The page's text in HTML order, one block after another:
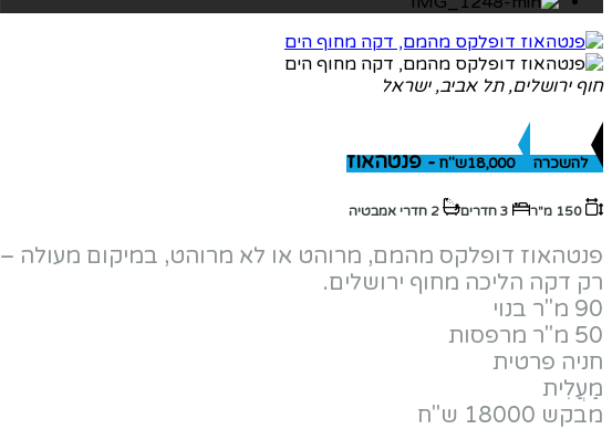
חוף ירושלים, תל אביב, ישראל
להשכרה 18,000ש"ח - פנטהאוז
פנטהאוז דופלקס מהמם, מרוהט או לא מרוהט, במיקום מעולה –
רק דקה הליכה מחוף ירושלים.
90 מ"ר בנוי
50 מ"ר מרפסות
חניה פרטית
מַעֲלִית
מבקש 18000 ש"ח